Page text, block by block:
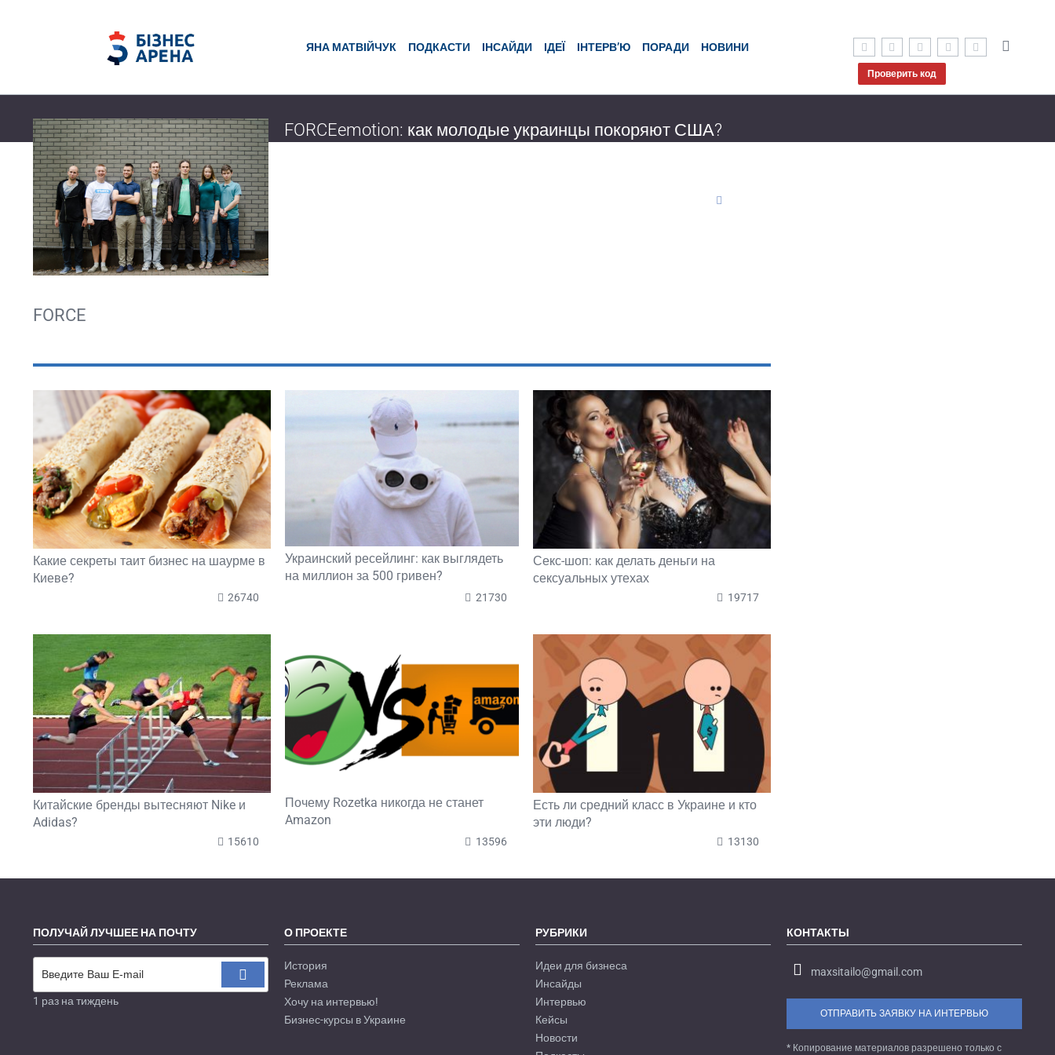
ЯНА МАТВІЙЧУК ПОДКАСТИ ІНСАЙДИ ІДЕЇ ІНТЕРВ’Ю ПОРАДИ НОВИНИ
Проверить код
FORCEemotion: как молодые украинцы покоряют США?
FORCE
Какие секреты таит бизнес на шаурме в
Киеве?
26740
Украинский ресейлинг: как выглядеть
на миллион за 500 гривен?
21730
Секс-шоп: как делать деньги на
сексуальных утехах
19717
Китайские бренды вытесняют Nike и
Adidas?
15610
Почему Rozetka никогда не станет
Amazon
13596
Есть ли средний класс в Украине и кто
эти люди?
13130
ПОЛУЧАЙ ЛУЧШЕЕ НА ПОЧТУ
1 раз на тиждень
О ПРОЕКТЕ
История
Реклама
Хочу на интервью!
Бизнес-курсы в Украине
РУБРИКИ
Идеи для бизнеса
Инсайды
Интервью
Кейсы
Новости
КОНТАКТЫ
maxsitailo@gmail.com
ОТПРАВИТЬ ЗАЯВКУ НА ИНТЕРВЬЮ
* Копирование материалов разрешено только с